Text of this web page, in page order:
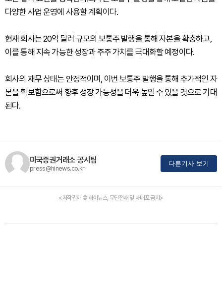
다양한 사업 운영에 사용할 계획이다.
현재 회사는 20억 달러 규모의 보통주 발행을 통해 자본을 확충하고,
이를 통해 지속 가능한 성장과 주주 가치를 극대화할 예정이다.
회사의 재무 상태는 안정적이며, 이번 보통주 발행을 통해 추가적인 자
본을 확보함으로써 향후 성장 가능성을 더욱 높일 수 있을 것으로 기대
된다.
미국증권거래소 공시팀
press@hinews.co.kr
다른기사 보기
<저작권자 © 하이뉴스, 무단전재 및 재배포 금지>